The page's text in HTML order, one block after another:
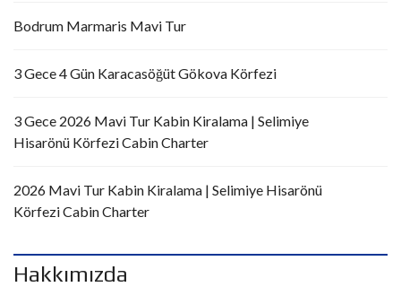
Bodrum Marmaris Mavi Tur
3 Gece 4 Gün Karacasöğüt Gökova Körfezi
3 Gece 2026 Mavi Tur Kabin Kiralama | Selimiye
Hisarönü Körfezi Cabin Charter
2026 Mavi Tur Kabin Kiralama | Selimiye Hisarönü
Körfezi Cabin Charter
Hakkımızda